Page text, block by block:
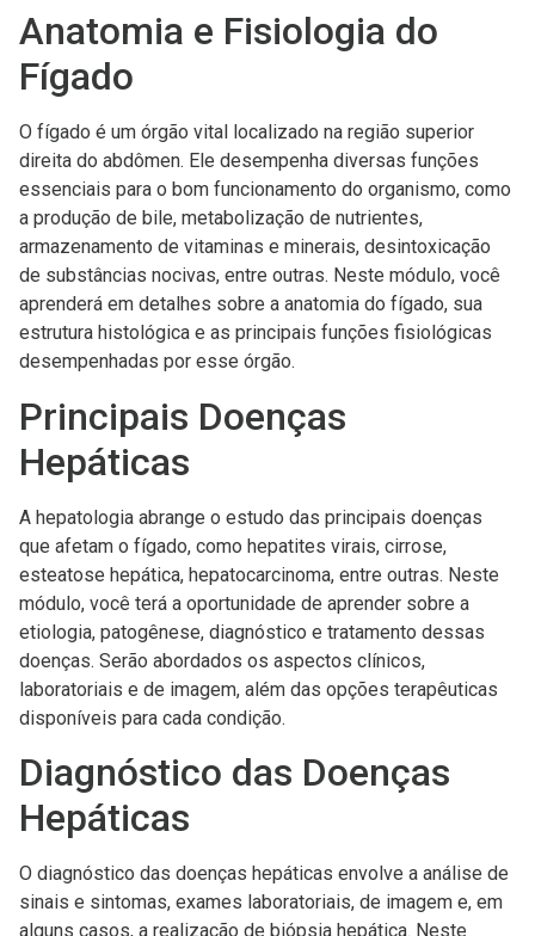
Anatomia e Fisiologia do
Fígado
O fígado é um órgão vital localizado na região superior
direita do abdômen. Ele desempenha diversas funções
essenciais para o bom funcionamento do organismo, como
a produção de bile, metabolização de nutrientes,
armazenamento de vitaminas e minerais, desintoxicação
de substâncias nocivas, entre outras. Neste módulo, você
aprenderá em detalhes sobre a anatomia do fígado, sua
estrutura histológica e as principais funções fisiológicas
desempenhadas por esse órgão.
Principais Doenças
Hepáticas
A hepatologia abrange o estudo das principais doenças
que afetam o fígado, como hepatites virais, cirrose,
esteatose hepática, hepatocarcinoma, entre outras. Neste
módulo, você terá a oportunidade de aprender sobre a
etiologia, patogênese, diagnóstico e tratamento dessas
doenças. Serão abordados os aspectos clínicos,
laboratoriais e de imagem, além das opções terapêuticas
disponíveis para cada condição.
Diagnóstico das Doenças
Hepáticas
O diagnóstico das doenças hepáticas envolve a análise de
sinais e sintomas, exames laboratoriais, de imagem e, em
alguns casos, a realização de biópsia hepática. Neste